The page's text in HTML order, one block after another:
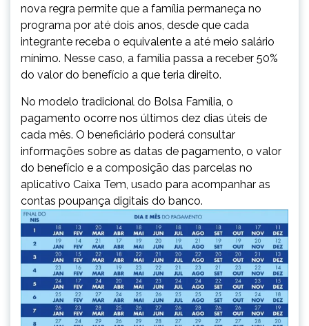
nova regra permite que a família permaneça no
programa por até dois anos, desde que cada
integrante receba o equivalente a até meio salário
mínimo. Nesse caso, a família passa a receber 50%
do valor do benefício a que teria direito.
No modelo tradicional do Bolsa Família, o
pagamento ocorre nos últimos dez dias úteis de
cada mês. O beneficiário poderá consultar
informações sobre as datas de pagamento, o valor
do benefício e a composição das parcelas no
aplicativo Caixa Tem, usado para acompanhar as
contas poupança digitais do banco.